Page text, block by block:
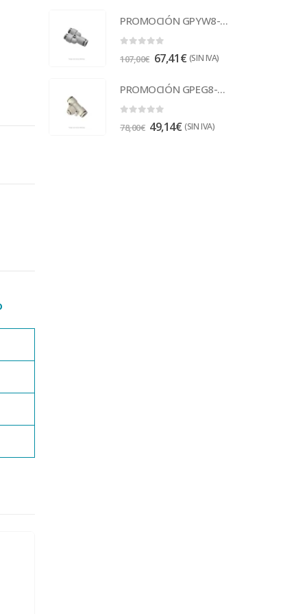
PROMOCIÓN GPYW8-6 Racor
107,00€ 67,41€ (SIN IVA)
PROMOCIÓN GPEG8-6 Racor
78,00€ 49,14€ (SIN IVA)